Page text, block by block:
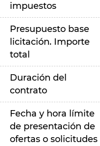
impuestos
Presupuesto base
licitación. Importe
total
Duración del
contrato
Fecha y hora límite
de presentación de
ofertas o solicitudes